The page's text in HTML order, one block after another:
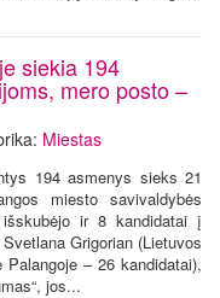
siekia 194
mero posto –
Miestas
194 asmenys sieks 21
miesto savivaldybės
ir 8 kandidatai į
Grigorian (Lietuvos
– 26 kandidatai),
jos...